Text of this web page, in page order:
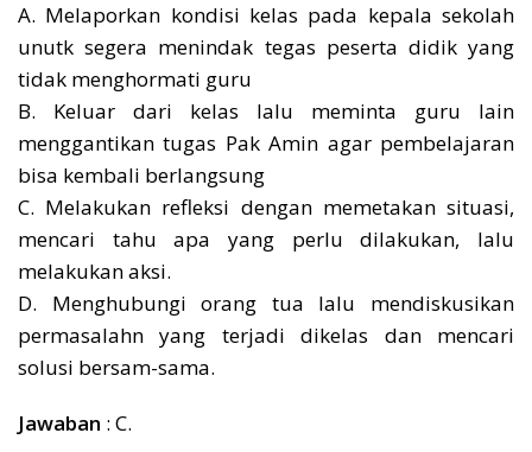
A. Melaporkan kondisi kelas pada kepala sekolah
unutk segera menindak tegas peserta didik yang
tidak menghormati guru
B. Keluar dari kelas lalu meminta guru lain
menggantikan tugas Pak Amin agar pembelajaran
bisa kembali berlangsung
C. Melakukan refleksi dengan memetakan situasi,
mencari tahu apa yang perlu dilakukan, lalu
melakukan aksi.
D. Menghubungi orang tua lalu mendiskusikan
permasalahn yang terjadi dikelas dan mencari
solusi bersam-sama.
Jawaban : C.